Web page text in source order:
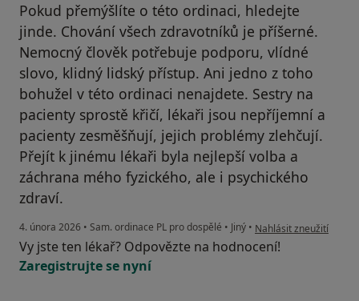
Pokud přemýšlíte o této ordinaci, hledejte
jinde. Chování všech zdravotníků je příšerné.
Nemocný člověk potřebuje podporu, vlídné
slovo, klidný lidský přístup. Ani jedno z toho
bohužel v této ordinaci nenajdete. Sestry na
pacienty sprostě křičí, lékaři jsou nepříjemní a
pacienty zesměšňují, jejich problémy zlehčují.
Přejít k jinému lékaři byla nejlepší volba a
záchrana mého fyzického, ale i psychického
zdraví.
4. února 2026 • Sam. ordinace PL pro dospělé • Jiný • podle názoru uživatele
Nahlásit zneužití
Vy jste ten lékař? Odpovězte na hodnocení!
Zaregistrujte se nyní